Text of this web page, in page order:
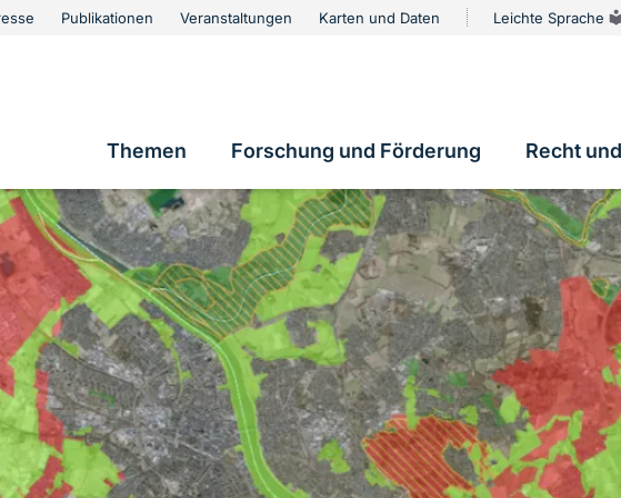
Publikationen Veranstaltungen Karten und Daten Leichte Sprache
Hauptnavigation
Themen Forschung und Förderung Recht